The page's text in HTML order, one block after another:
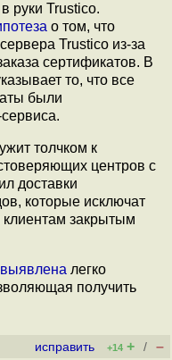
руки Trustico.
о том, что
Trustico из-за
сертификатов. В
то, что все
были
толчком к
центров с
доставки
которые исключат
закрытым
выявлена легко
получить
исправить +14 + / –